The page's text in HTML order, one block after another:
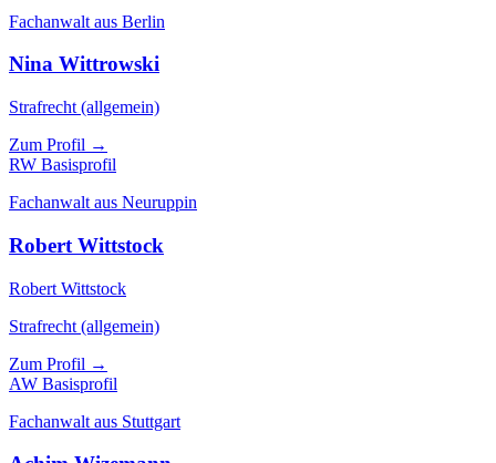
Fachanwalt aus Berlin
Nina Wittrowski
Strafrecht (allgemein)
Zum Profil →
RW Basisprofil
Fachanwalt aus Neuruppin
Robert Wittstock
Robert Wittstock
Strafrecht (allgemein)
Zum Profil →
AW Basisprofil
Fachanwalt aus Stuttgart